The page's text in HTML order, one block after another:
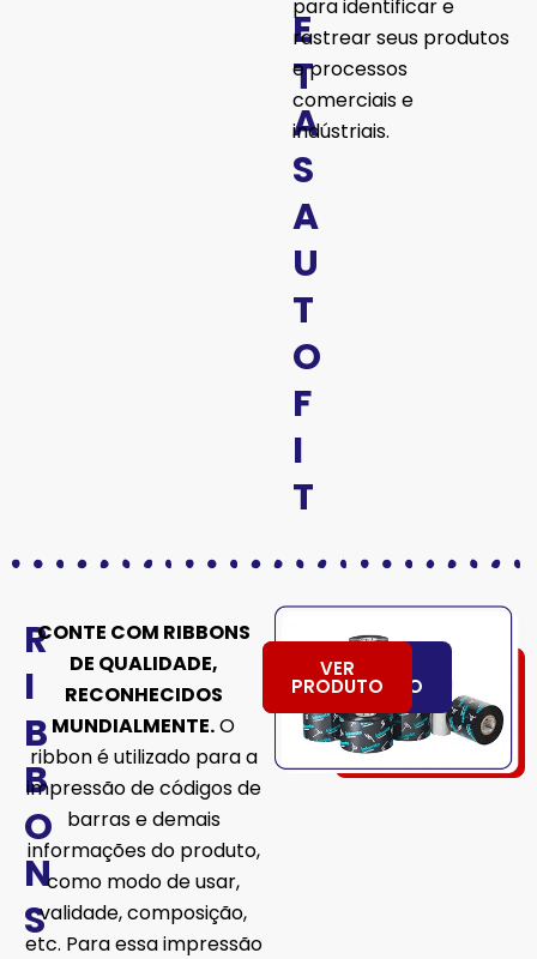
E
T
A
S
A
U
T
O
F
I
T
para identificar e
rastrear seus produtos
e processos
comerciais e
indústriais.
R
I
B
B
O
N
S
CONTE COM RIBBONS
DE QUALIDADE,
RECONHECIDOS
MUNDIALMENTE.O
ribbon é utilizado para a
impressão de códigos de
barras e demais
informações do produto,
como modo de usar,
validade, composição,
etc. Para essa impressão
QUERO
ATENDIMENTO
VER
PRODUTO